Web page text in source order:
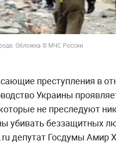
Обложка © МЧС России
преступления в
Украины
не преследуют
убивать беззащитных
депутат Госдумы Амир